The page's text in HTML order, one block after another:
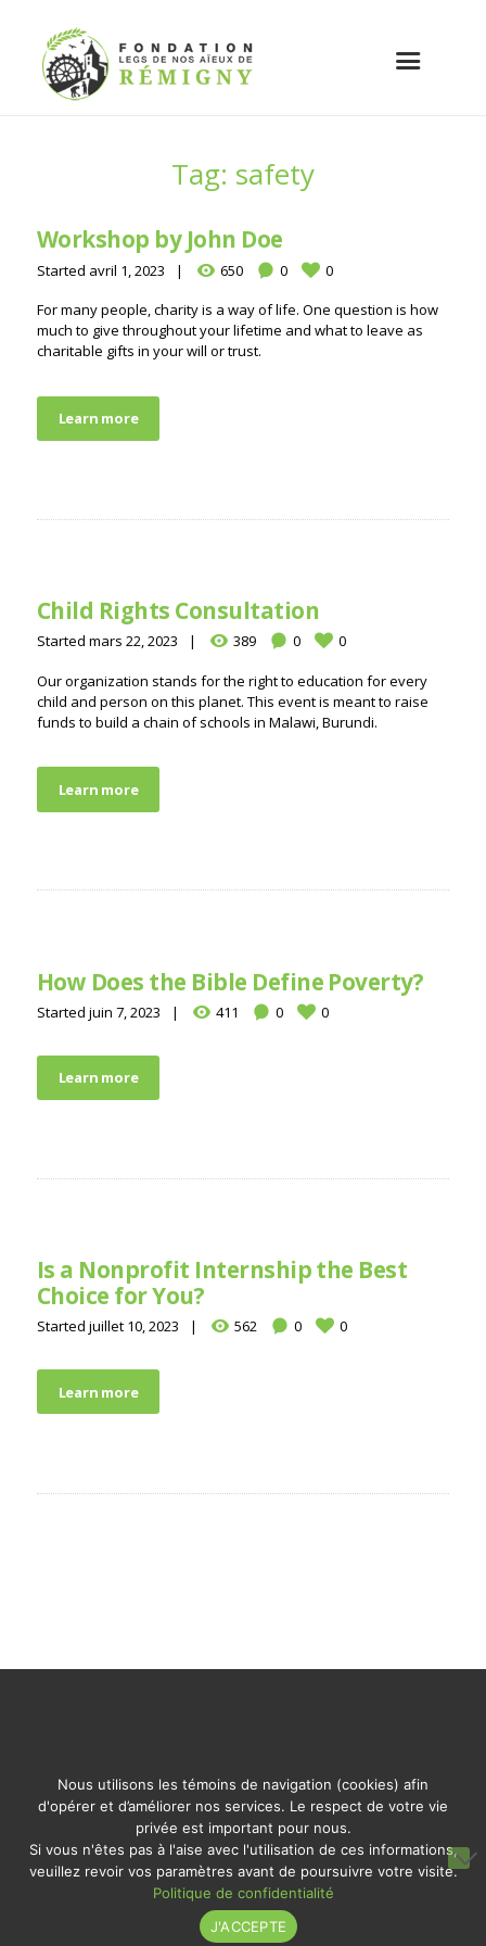
Tag: safety
Workshop by John Doe
Started avril 1, 2023 650 0 0
For many people, charity is a way of life. One question is how
much to give throughout your lifetime and what to leave as
charitable gifts in your will or trust.
Learn more
Child Rights Consultation
Started mars 22, 2023 389 0 0
Our organization stands for the right to education for every
child and person on this planet. This event is meant to raise
funds to build a chain of schools in Malawi, Burundi.
Learn more
How Does the Bible Define Poverty?
Started juin 7, 2023 411 0 0
Learn more
Is a Nonprofit Internship the Best
Choice for You?
Started juillet 10, 2023 562 0 0
Learn more
© 2026 Fondation Legs de nos Aïeux de Rémigny. Tous
droits réservés.
Propulsé par l' Agence kreaxion
Nous utilisons les témoins de navigation (cookies) afin
d'opérer et d’améliorer nos services. Le respect de votre vie
privée est important pour nous.
Si vous n'êtes pas à l'aise avec l'utilisation de ces informations,
veuillez revoir vos paramètres avant de poursuivre votre visite.
Politique de confidentialité
J'ACCEPTE